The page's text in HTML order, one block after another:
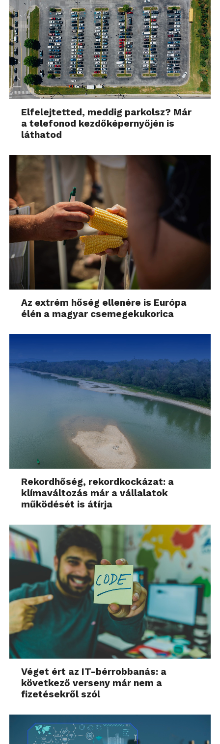
Persze, ha sokat használjuk akkor nem árt, ha az
adataink is biztonságban vannak. Itt jön a képbe az
előlapon elhelyezett ujjlenyomat-olvasó, amely
pillanatok alatt konfigurálható, ezután már bátran
használhatjuk a belépés során. Érdekesség, hogy a
szenzor nemcsak belépéshez, de navigáláshoz is
használható, a jobbra-vagy balra suhintással előre és
hátra lépkedhetünk a különböző menüpontokban.
Üzemidő
mAh-es akkumulátorral szerelték fel a táblagépet.
napos üzemidőt jelent, de persze ha valaki nekiáll
folyamatosan, magas hangerőn filmet nézni vagy
épp játszani, akkor 7-8 óra után töltőre küldheti a
Akárcsak a kisebbik testvér, úgy a 10 colos variáns is
jól szerepelt. Elégedett voltam a szép kijelzővel, a
zseniális hangszórókkal és a jó összeszerelési
minőséggel, igazán csak a tesztalany kevés RAM-ja
és az Android 5.1-es verziója csípte a csőröm, hiszen
előbbiből többnek, utóbbiból pedig újabbnak
függetlenül a Huawei modellje egy jól sikerült
táblagép, én magamnak a 32 GB-os, 3 GB RAM-mal
szerelt verziót vásárolnám meg, és imádkoznék,
hogy minél hamarabb kijöjjön az Android frissítése!
Erre már azért talán olyan sokat nem kell várni, a
kisebbik testvér szeptemberben kapja meg az újabb
Google rendszert, remélem ennél a modellnél is
sort kerítenek erre.
Elfelejtetted, meddig parkolsz? Már
a telefonod kezdőképernyőjén is
láthatod
Az extrém hőség ellenére is Európa
élén a magyar csemegekukorica
Rekordhőség, rekordkockázat: a
klímaváltozás már a vállalatok
működését is átírja
Véget ért az IT-bérrobbanás: a
következő verseny már nem a
fizetésekről szól